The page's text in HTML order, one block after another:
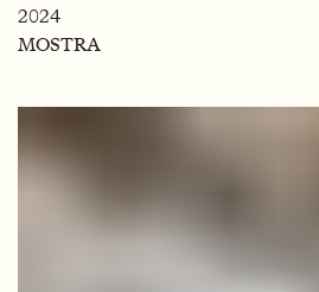
2024
MOSTRA